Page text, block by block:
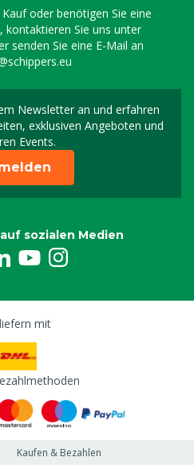
oder benötigen Sie eine
kontaktieren Sie uns unter
senden Sie eine E-Mail an
Newsletter an und erfahren
exklusiven Angeboten und
Events.
Melden Sie sich für
sozialen Medien
mit
Kaufen & Bezahlen